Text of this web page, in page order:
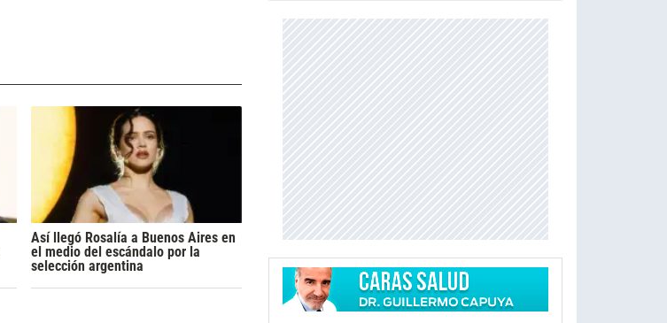
Así llegó Rosalía a Buenos Aires en
el medio del escándalo por la
selección argentina